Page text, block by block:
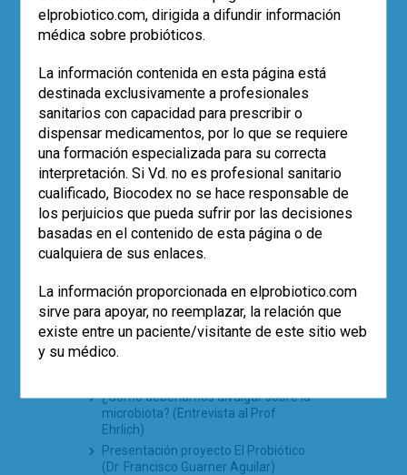
Los datos de vida real confirman el
papel deSaccharomyces boulardii
pylori
Eco-solidaridad para superar la
adversidad
El uso de probióticos aumenta, pero…
¿quién los recomienda?
Empleo de la cepa Saccharomyces
boulardii
CNCM I-745 en la prevención
de la diarrea asociada a antibióticos
en pediatría (estudio SABURA)
El largo camino iberolatinoamericano
de la microbiota en 2025
TE PUEDE INTERESAR
Seguridad de los probióticos en la
¿Cómo deberíamos divulgar sobre la
microbiota? (Entrevista al Prof.
Ehrlich)
Presentación proyecto El Probiótico
(Dr. Francisco Guarner Aguilar)
elprobiotico.com, dirigida a difundir información
médica sobre probióticos.
La información contenida en esta página está
destinada exclusivamente a profesionales
sanitarios con capacidad para prescribir o
dispensar medicamentos, por lo que se requiere
una formación especializada para su correcta
interpretación. Si Vd. no es profesional sanitario
cualificado, Biocodex no se hace responsable de
los perjuicios que pueda sufrir por las decisiones
basadas en el contenido de esta página o de
cualquiera de sus enlaces.
La información proporcionada en elprobiotico.com
sirve para apoyar, no reemplazar, la relación que
existe entre un paciente/visitante de este sitio web
y su médico.